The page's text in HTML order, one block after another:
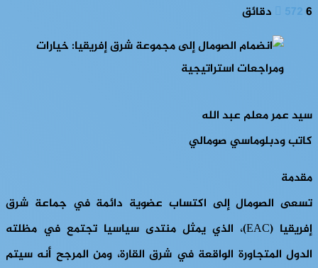
5726 دقائق
سيد عمر معلم عبد الله
كاتب ودبلوماسي صومالي
مقدمة
تسعى الصومال إلى اكتساب عضوية دائمة في جماعة شرق
إفريقيا (EAC)، الذي يمثل منتدى سياسيا تجتمع في مظلته
الدول المتجاورة الواقعة في شرق القارة، ومن المرجح أنه سيتم